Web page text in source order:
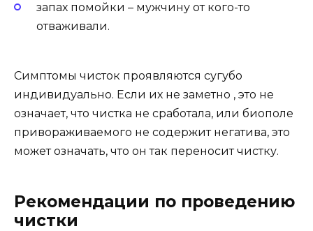
запах помойки – мужчину от кого-то
отваживали.
Симптомы чисток проявляются сугубо
индивидуально. Если их не заметно , это не
означает, что чистка не сработала, или биополе
привораживаемого не содержит негатива, это
может означать, что он так переносит чистку.
Рекомендации по проведению
чистки